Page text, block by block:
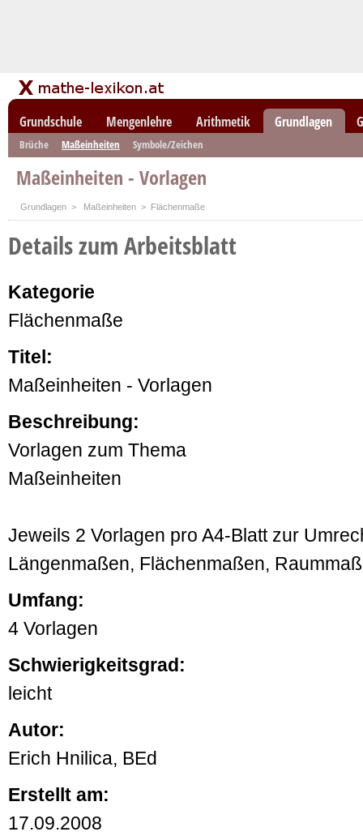
Grundschule Mengenlehre Arithmetik Grundlagen
Brüche Maßeinheiten Symbole/Zeichen
Maßeinheiten - Vorlagen
Grundlagen > Maßeinheiten > Flächenmaße
Details zum Arbeitsblatt
Kategorie
Flächenmaße
Titel:
Maßeinheiten - Vorlagen
Beschreibung:
Vorlagen zum Thema
Maßeinheiten
Jeweils 2 Vorlagen pro A4-Blatt zur
Längenmaßen, Flächenmaßen,
Umfang:
4 Vorlagen
Schwierigkeitsgrad:
leicht
Autor:
Erich Hnilica, BEd
Erstellt am:
17.09.2008